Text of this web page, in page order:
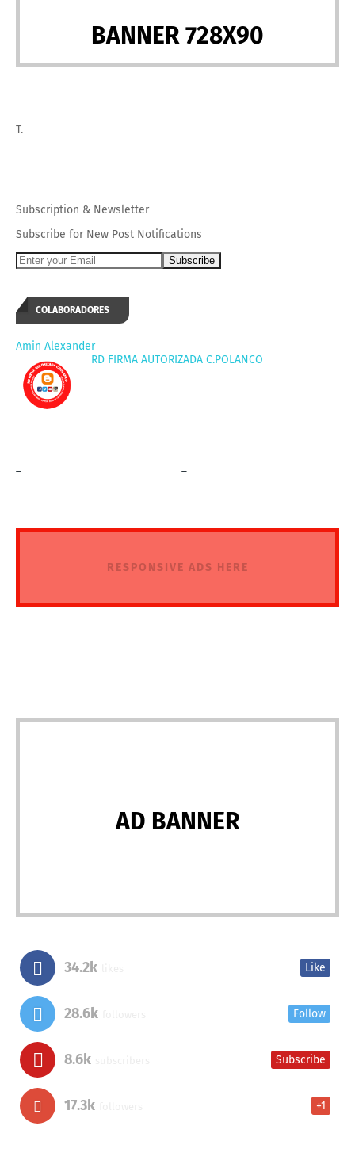
BANNER 728X90
T.
Subscription & Newsletter
Subscribe for New Post Notifications
COLABORADORES
Amin Alexander
RD FIRMA AUTORIZADA C.POLANCO
RESPONSIVE ADS HERE
AD BANNER
34.2k Like
28.6k Follow
8.6k Subscribe
17.3k +1